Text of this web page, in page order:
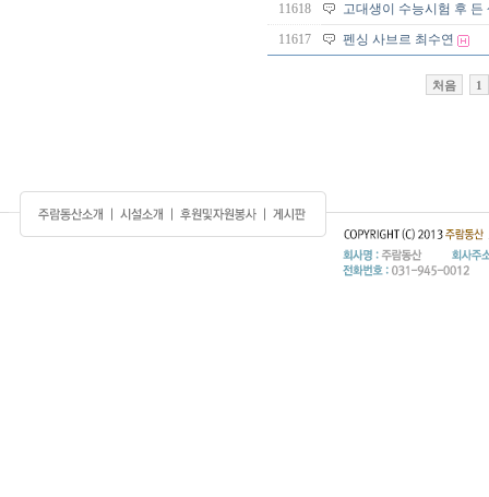
11618
고대생이 수능시험 후 든
11617
펜싱 사브르 최수연
처음 1